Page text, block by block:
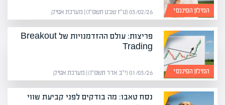
המילון הפיננסי 03/02/26 (ט״ז שבט תשפ״ו) | מערכת אפיק
המילון הפיננסי
פריצות: עולם ההזדמנויות של Breakout
Trading
01/03/26 (י״ב אדר תשפ״ו) | מערכת אפיק
נסח טאבו: מה בודקים לפני קביעת שווי